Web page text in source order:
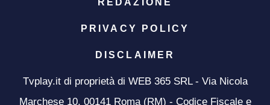
REDAZIONE
PRIVACY POLICY
DISCLAIMER
Tvplay.it di proprietà di WEB 365 SRL - Via Nicola
Marchese 10, 00141 Roma (RM) - Codice Fiscale e